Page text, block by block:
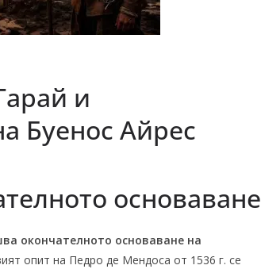
и
Буенос Айрес
основаване
окончателното основаване на
опит на Педро де Мендоса от 1536 г. се